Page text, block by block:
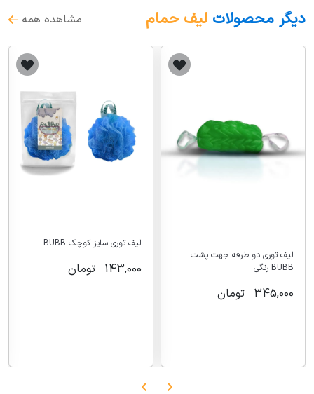
دیگر محصولات لیف حمام مشاهده همه
لیف توری دو طرفه جهت پشت
BUBB رنگی
345,000 تومان
لیف توری سایز کوچک BUBB
143,000 تومان